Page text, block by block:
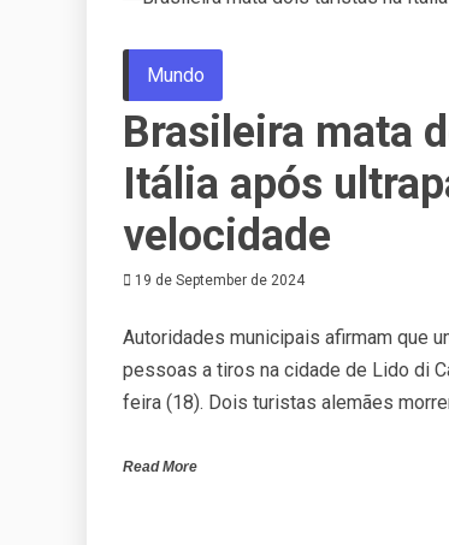
Mundo
Brasileira mata
Itália após
velocidade
19 de September de 2024
Autoridades municipais afirmam que
pessoas a tiros na cidade de Lido di
feira (18). Dois turistas alemães
Read More